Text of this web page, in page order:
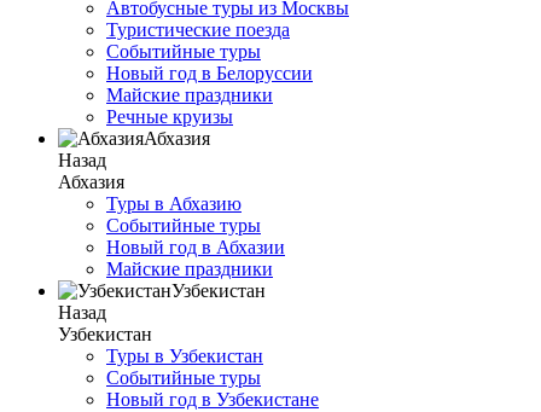
Автобусные туры из Москвы
Туристические поезда
Событийные туры
Новый год в Белоруссии
Майские праздники
Речные круизы
Абхазия
Назад
Абхазия
Туры в Абхазию
Событийные туры
Новый год в Абхазии
Майские праздники
Узбекистан
Назад
Узбекистан
Туры в Узбекистан
Событийные туры
Новый год в Узбекистане